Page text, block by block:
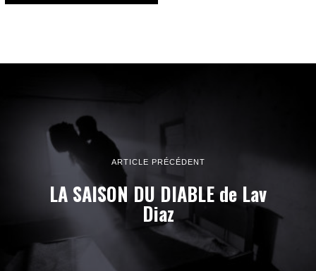
ARTICLE PRÉCÉDENT
LA SAISON DU DIABLE de Lav
Diaz